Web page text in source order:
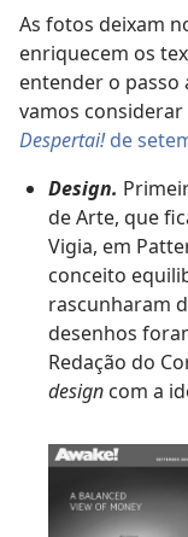
As fotos deixam
enriquecem os
entender o passo
vamos
Despertai!de
Design.
de Arte, que
Vigia, em
conceito
rascunharam
desenhos
Redação do
design com a